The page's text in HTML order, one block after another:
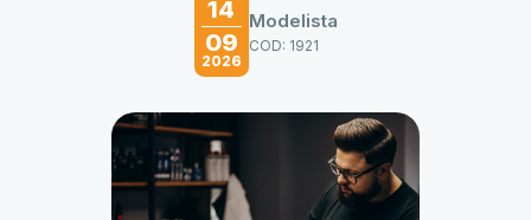
14
09
2026
Modelista
COD: 1921